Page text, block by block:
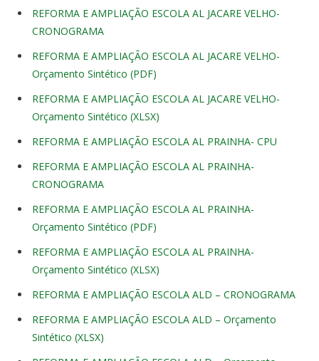
REFORMA E AMPLIAÇÃO ESCOLA AL JACARE VELHO-
CRONOGRAMA
REFORMA E AMPLIAÇÃO ESCOLA AL JACARE VELHO-
Orçamento Sintético (PDF)
REFORMA E AMPLIAÇÃO ESCOLA AL JACARE VELHO-
Orçamento Sintético (XLSX)
REFORMA E AMPLIAÇÃO ESCOLA AL PRAINHA- CPU
REFORMA E AMPLIAÇÃO ESCOLA AL PRAINHA-
CRONOGRAMA
REFORMA E AMPLIAÇÃO ESCOLA AL PRAINHA-
Orçamento Sintético (PDF)
REFORMA E AMPLIAÇÃO ESCOLA AL PRAINHA-
Orçamento Sintético (XLSX)
REFORMA E AMPLIAÇÃO ESCOLA ALD – CRONOGRAMA
REFORMA E AMPLIAÇÃO ESCOLA ALD – Orçamento
Sintético (XLSX)